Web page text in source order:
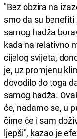
"Bez obzira na
smo da su benefiti
samog hadža
kada na relativno
cijelog svijeta,
je, uz promjenu
dovodilo do toga
samog hadža.
će, nadamo se, u
čime će i sam
ljepši", kazao je